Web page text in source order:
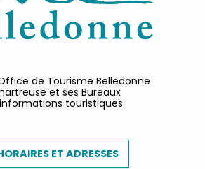
de Tourisme Belledonne
et ses Bureaux
touristiques
ET ADRESSES